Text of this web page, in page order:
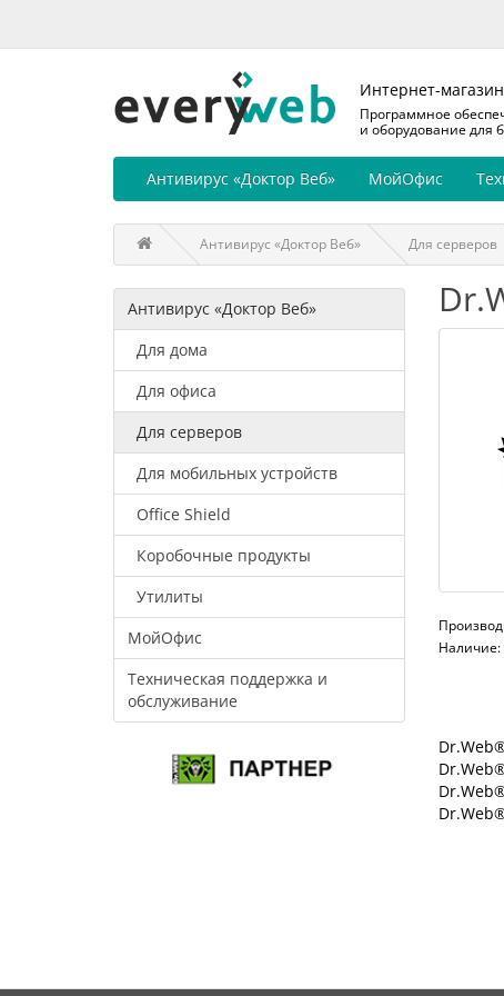
Интернет-магазин
Программное
и оборудование для
Антивирус «Доктор Веб» МойОфис
Антивирус «Доктор Веб» Для серверов
Антивирус «Доктор Веб»
Для дома
Для офиса
Для серверов
Для мобильных устройств
Office Shield
Коробочные продукты
Утилиты
МойОфис
Техническая поддержка и
обслуживание
Наличие: